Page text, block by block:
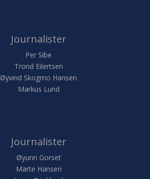
Journalister
Per Sibe
Trond Eilertsen
Øyvind Skogmo Hansen
Markus Lund
Journalister
Øyunn Gorset
Marte Hansen